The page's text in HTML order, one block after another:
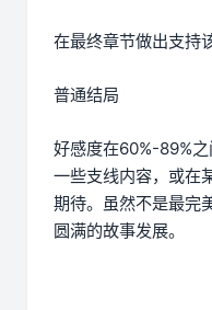
在最终章节做出支持
普通结局
好感度在60%-89%
一些支线内容，或在
期待。虽然不是最完
圆满的故事发展。